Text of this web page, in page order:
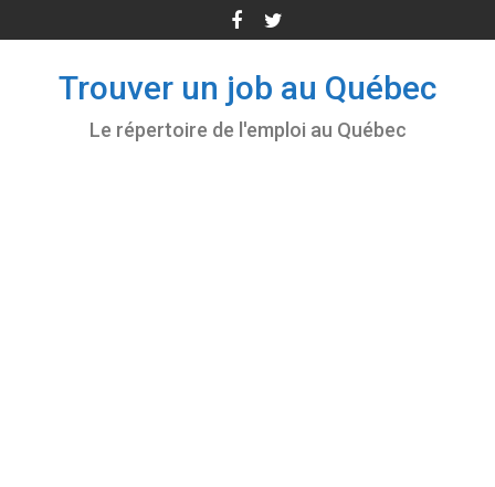
to
Trouver un job au Québec
Le répertoire de l'emploi au Québec